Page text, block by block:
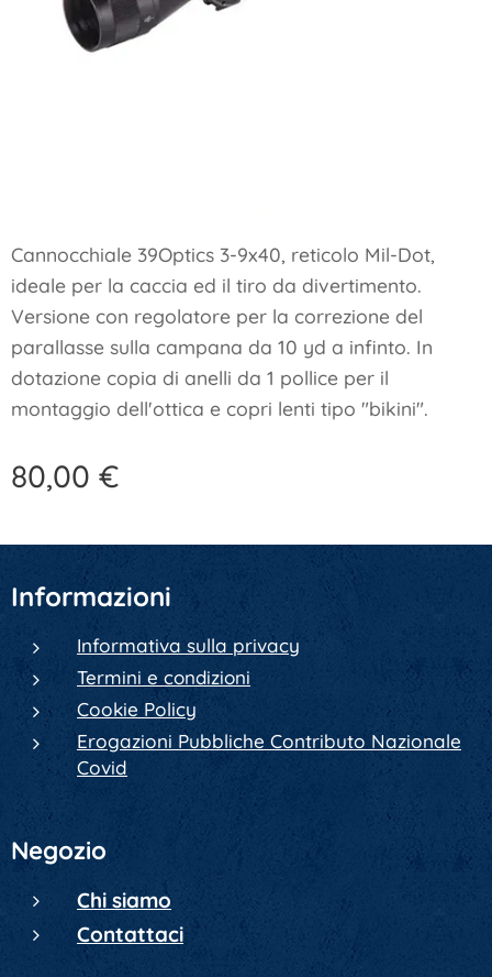
Cannocchiale 39Optics 3-9x40, reticolo Mil-Dot,
ideale per la caccia ed il tiro da divertimento.
Versione con regolatore per la correzione del
parallasse sulla campana da 10 yd a infinto. In
dotazione copia di anelli da 1 pollice per il
montaggio dell'ottica e copri lenti tipo "bikini".
80,00 €
Informazioni
Informativa sulla privacy
Termini e condizioni
Cookie Policy
Erogazioni Pubbliche Contributo Nazionale
Covid
Negozio
Chi siamo
Contattaci